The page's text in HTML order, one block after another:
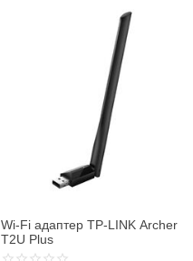
Wi-Fi адаптер TP-LINK Archer
T2U Plus